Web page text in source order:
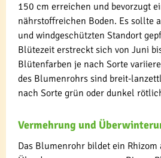
150 cm erreichen und bevorzugt
nährstoffreichen Boden. Es sollte
und windgeschützten Standort
Blütezeit erstreckt sich von Juni
Blütenfarben je nach Sorte
des Blumenrohrs sind breit-
nach Sorte grün oder dunkel
Vermehrung und
Das Blumenrohr bildet ein Rhizom